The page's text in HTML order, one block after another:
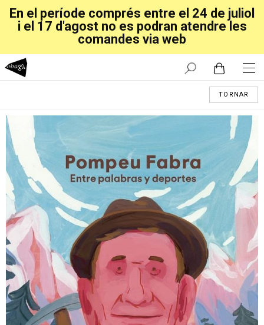
En el període comprés entre el 24 de juliol
i el 17 d'agost no es podran atendre les
comandes via web
TORNAR